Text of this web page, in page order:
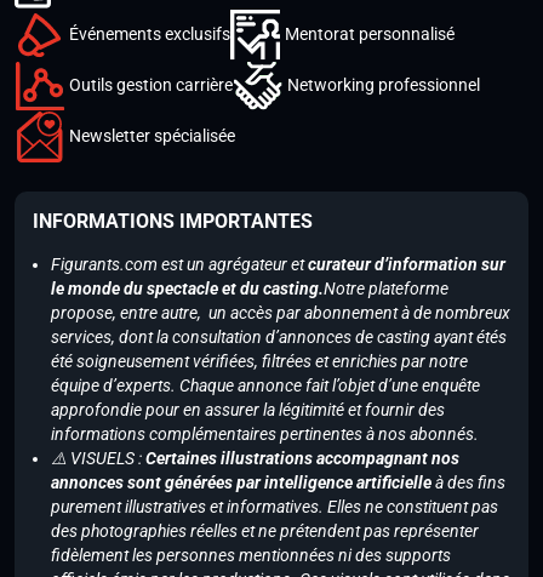
Événements exclusifs Mentorat personnalisé
Outils gestion carrière Networking professionnel
Newsletter spécialisée
INFORMATIONS IMPORTANTES
Figurants.com est un agrégateur etcurateur d’information sur
le monde du spectacle et du casting.Notre plateforme
propose, entre autre, un accès par abonnement à de nombreux
services, dont la consultation d’annonces de casting ayant étés
été soigneusement vérifiées, filtrées et enrichies par notre
équipe d’experts. Chaque annonce fait l’objet d’une enquête
approfondie pour en assurer la légitimité et fournir des
informations complémentaires pertinentes à nos abonnés.
⚠️ VISUELS :Certaines illustrations accompagnant nos
annonces sont générées par intelligence artificielleà des fins
purement illustratives et informatives. Elles ne constituent pas
des photographies réelles et ne prétendent pas représenter
fidèlement les personnes mentionnées ni des supports